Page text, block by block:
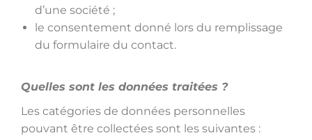
d’une société ;
le consentement donné lors du remplissage
du formulaire du contact.
Quelles sont les données traitées ?
Les catégories de données personnelles
pouvant être collectées sont les suivantes :